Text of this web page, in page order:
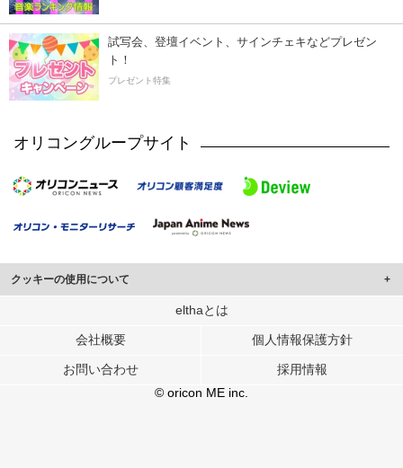
試写会、登壇イベント、サインチェキなどプレゼン
ト！
プレゼント特集
オリコングループサイト
クッキーの使用について
このサイトでは Cookie を使用して、ユーザーに合わせたコンテンツや広告の
行っています。
メディアや広告配信、データ解析の各パートナーに提供しています。
各パートナーは、この情報とユーザーが各パートナーに提供した他の情報や、
ユーザーが各パートナーのサービスを使用したときに収集した他の情報を組み
elthaとは
会社概要 個人情報保護方針
お問い合わせ
採用情報
© oricon ME inc.